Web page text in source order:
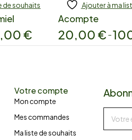
de souhaits
€
Ajouter
Ajouter à ma
Acompte
20,00 € –
Votre compte
Mon compte
Mes commandes
Ma liste de souhaits